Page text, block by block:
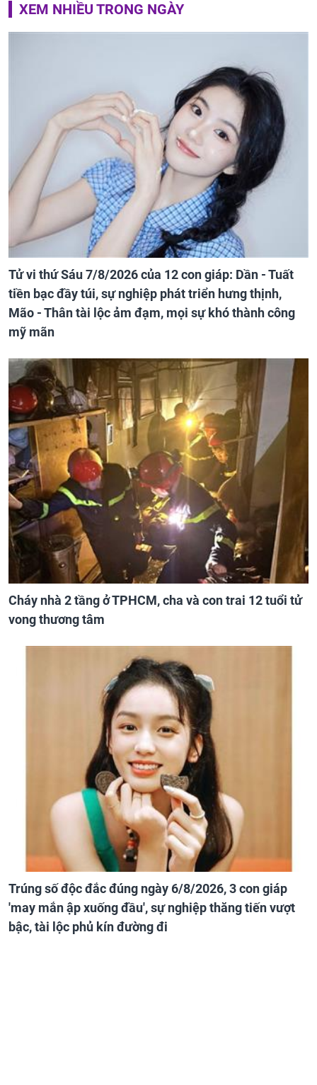
XEM NHIỀU TRONG NGÀY
Tử vi thứ Sáu 7/8/2026 của 12 con giáp: Dần - Tuất
tiền bạc đầy túi, sự nghiệp phát triển hưng thịnh,
Mão - Thân tài lộc ảm đạm, mọi sự khó thành công
mỹ mãn
Cháy nhà 2 tầng ở TPHCM, cha và con trai 12 tuổi tử
vong thương tâm
Trúng số độc đắc đúng ngày 6/8/2026, 3 con giáp
'may mắn ập xuống đầu', sự nghiệp thăng tiến vượt
bậc, tài lộc phủ kín đường đi